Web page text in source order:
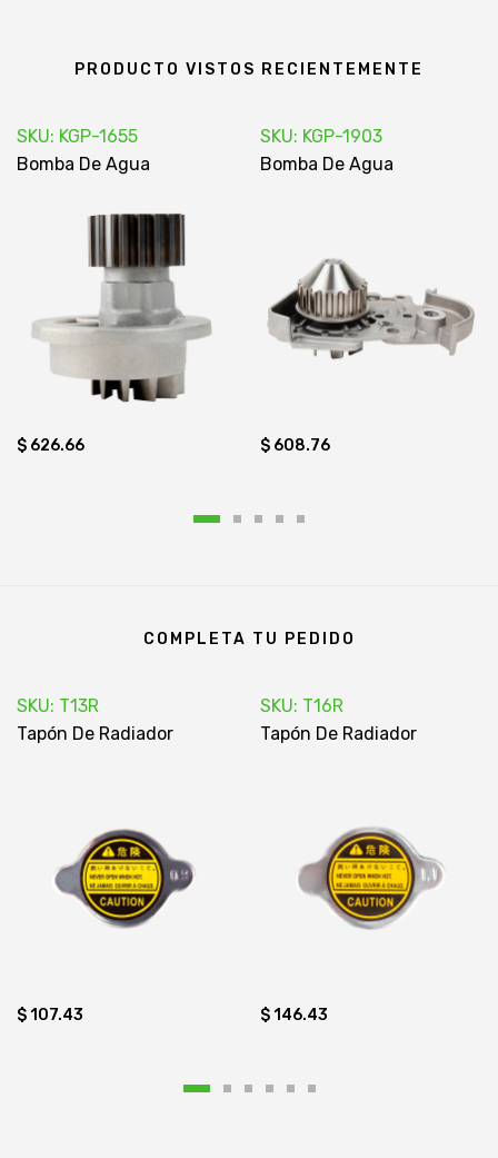
PRODUCTO VISTOS RECIENTEMENTE
SKU: KGP-1655
Bomba De Agua
$ 626.66
SKU: KGP-1903
Bomba De Agua
$ 608.76
COMPLETA TU PEDIDO
SKU: T13R
Tapón De Radiador
$ 107.43
SKU: T16R
Tapón De Radiador
$ 146.43